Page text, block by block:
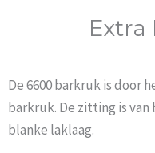
De 6600 barkruk is door
barkruk. De zitting is
blanke laklaag.